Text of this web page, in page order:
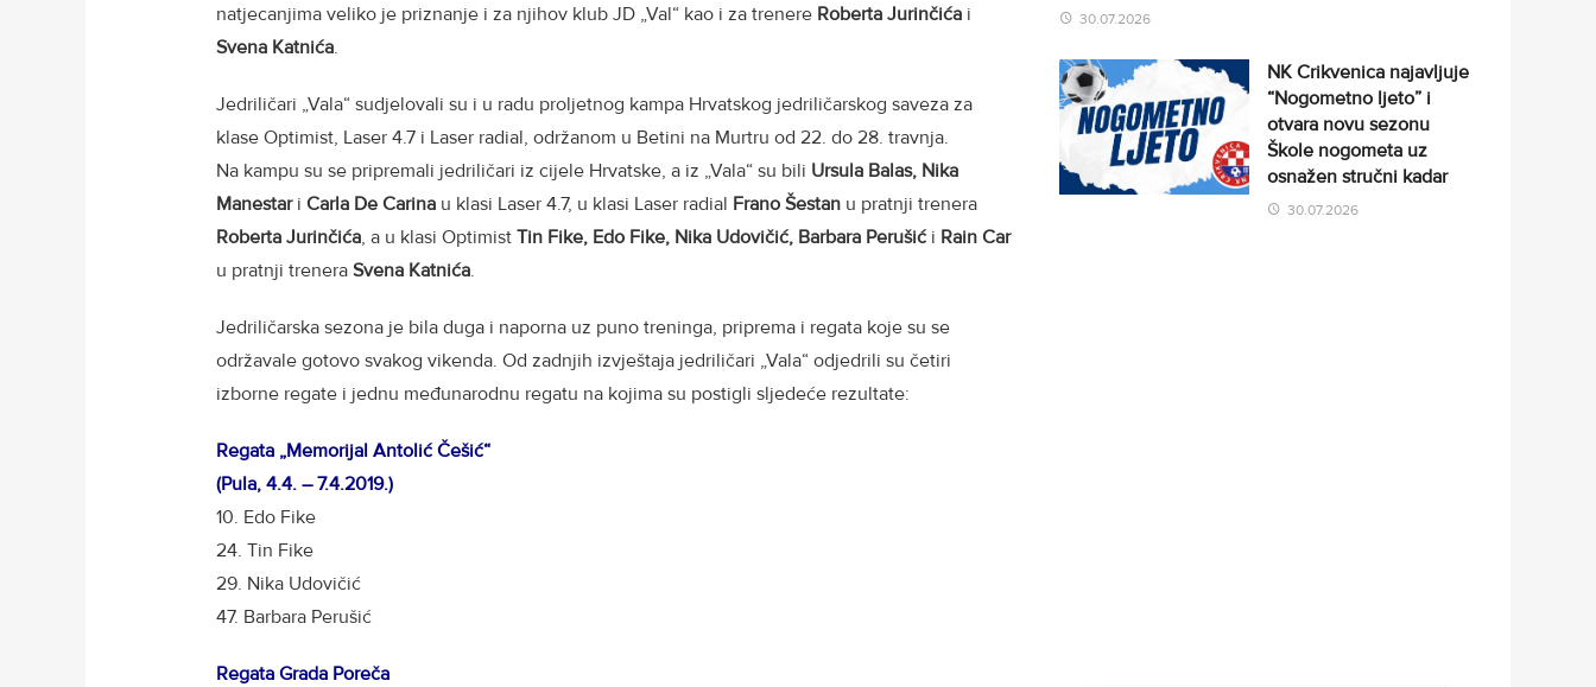
natjecanjima veliko je priznanje i za njihov klub JD „Val“ kao i za trenere Roberta Jurinčića i
Svena Katnića.
Jedriličari „Vala“ sudjelovali su i u radu proljetnog kampa Hrvatskog jedriličarskog saveza za
klase Optimist, Laser 4.7 i Laser radial, održanom u Betini na Murtru od 22. do 28. travnja.
Na kampu su se pripremali jedriličari iz cijele Hrvatske, a iz „Vala“ su bili Ursula Balas, Nika
Manestari Carla De Carina u klasi Laser 4.7, u klasi Laser radial Frano Šestan u pratnji trenera
Roberta Jurinčića, a u klasi Optimist Tin Fike, Edo Fike, Nika Udovičić, Barbara Perušići Rain Car
u pratnji trenera Svena Katnića.
Jedriličarska sezona je bila duga i naporna uz puno treninga, priprema i regata koje su se
održavale gotovo svakog vikenda. Od zadnjih izvještaja jedriličari „Vala“ odjedrili su četiri
izborne regate i jednu međunarodnu regatu na kojima su postigli sljedeće rezultate:
Regata „Memorijal Antolić Češić“
(Pula, 4.4. – 7.4.2019.)
10. Edo Fike
24. Tin Fike
29. Nika Udovičić
47. Barbara Perušić
Regata Grada Poreča
30.07.2026
NK Crikvenica najavljuje
“Nogometno ljeto” i
otvara novu sezonu
Škole nogometa uz
osnažen stručni kadar
30.07.2026